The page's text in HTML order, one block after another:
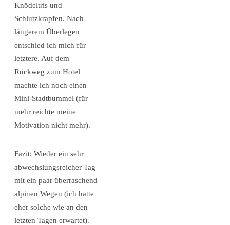
Knödeltris und
Schlutzkrapfen. Nach
längerem Überlegen
entschied ich mich für
letztere. Auf dem
Rückweg zum Hotel
machte ich noch einen
Mini-Stadtbummel (für
mehr reichte meine
Motivation nicht mehr).
Fazit: Wieder ein sehr
abwechslungsreicher Tag
mit ein paar überraschend
alpinen Wegen (ich hatte
eher solche wie an den
letzten Tagen erwartet).